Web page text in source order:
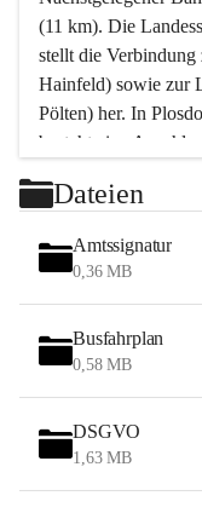
(11 km). Die
stellt die Verbindung
Hainfeld) sowie zur
Pölten) her. In
besteht eine
Wien erreicht man
Stössing zählt noch
zum
„ihre Wiener“. Seit
Wochenendhäuser
waldreichen
Das Wandern ist aus
Tätigkeit. Das
Wiesen, Wälder
Dateien
Amtssignatur
0,36 MB
Busfahrplan
0,58 MB
DSGVO
1,63 MB